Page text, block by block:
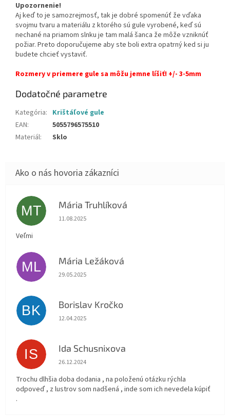
Upozornenie!
Aj keď to je samozrejmosť, tak je dobré spomenúť že vďaka
svojmu tvaru a materiálu z ktorého sú gule vyrobené, keď sú
nechané na priamom slnku je tam malá šanca že môže vzniknúť
požiar. Preto doporučujeme aby ste boli extra opatrný ked si ju
budete chcieť vystaviť.
Rozmery v priemere gule sa môžu jemne líšiť! +/- 3-5mm
Dodatočné parametre
Kategória: Krištáľové gule
EAN:
5055796575510
Materiál: Sklo
MT Mária Truhlíková
Hodnotenie obchodu je 5 z 5 hviezdičiek.
11.08.2025
Veľmi
ML Mária Ležáková
Hodnotenie obchodu je 5 z 5 hviezdičiek.
29.05.2025
BK Borislav Kročko
Hodnotenie obchodu je 5 z 5 hviezdičiek.
12.04.2025
IS Ida Schusnixova
Hodnotenie obchodu je 5 z 5 hviezdičiek.
26.12.2024
Trochu dlhšia doba dodania , na položenú otázku rýchla
odpoveď , z lustrov som nadšená , inde som ich nevedela kúpiť
.